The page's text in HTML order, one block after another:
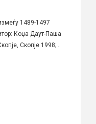
1489-1497
Коџа Даут-Паша
Скопје 1998;...